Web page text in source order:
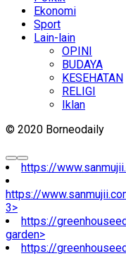
Ekonomi
Sport
Lain-lain
OPINI
BUDAYA
KESEHATAN
RELIGI
Iklan
© 2020 Borneodaily
https://
https://
3>
https://
garden>
https://